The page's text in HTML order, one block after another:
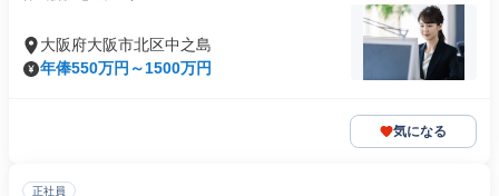
大阪府大阪市北区中之島
年俸550万円～1500万円
気になる
正社員